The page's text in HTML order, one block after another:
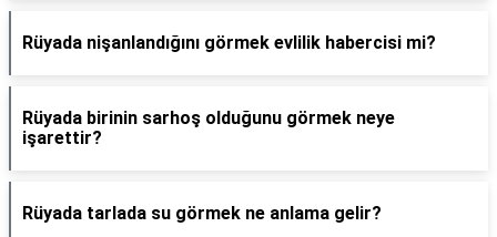
Rüyada nişanlandığını görmek evlilik habercisi mi?
Rüyada birinin sarhoş olduğunu görmek neye
işarettir?
Rüyada tarlada su görmek ne anlama gelir?